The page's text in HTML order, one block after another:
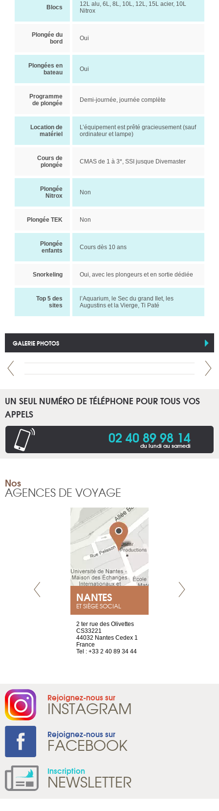
Blocs
12L alu, 6L, 8L, 10L, 12L, 15L acier, 10L
Nitrox
Plongée du
bord
Oui
Plongées en
bateau
Oui
Programme
de plongée
Demi-journée, journée complète
Location de
matériel
L’équipement est prêté gracieusement (sauf
ordinateur et lampe)
Cours de
plongée
CMAS de 1 à 3*, SSI jusque Divemaster
Plongée
Nitrox
Non
Plongée TEK Non
Plongée
enfants
Cours dès 10 ans
Snorkeling Oui, avec les plongeurs et en sortie dédiée
Top 5 des
sites
l’Aquarium, le Sec du grand Ilet, les
Augustins et la Vierge, Ti Paté
GALERIE PHOTOS
UN SEUL NUMÉRO DE TÉLÉPHONE POUR TOUS VOS
APPELS
02 40 89 98 14
du lundi au samedi
Nos
AGENCES DE VOYAGE
NANTES
ET SIÈGE SOCIAL
2 ter rue des Olivettes
CS33221
44032 Nantes Cedex 1
France
Tel : +33 2 40 89 34 44
Rejoignez-nous sur
INSTAGRAM
Rejoignez-nous sur
FACEBOOK
Inscription
NEWSLETTER